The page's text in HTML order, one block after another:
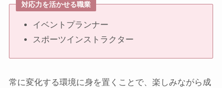
対応力を活かせる職業
イベントプランナー
スポーツインストラクター
常に変化する環境に身を置くことで、楽しみながら成